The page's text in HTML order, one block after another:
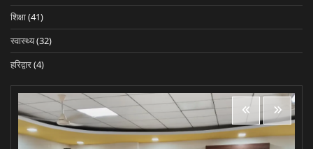
शिक्षा(41)
स्वास्थ्य(32)
हरिद्वार(4)